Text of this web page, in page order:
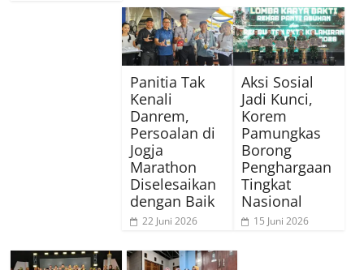
Panitia Tak
Kenali
Danrem,
Persoalan di
Jogja
Marathon
Diselesaikan
dengan Baik
22 Juni 2026
Aksi Sosial
Jadi Kunci,
Korem
Pamungkas
Borong
Penghargaan
Tingkat
Nasional
15 Juni 2026